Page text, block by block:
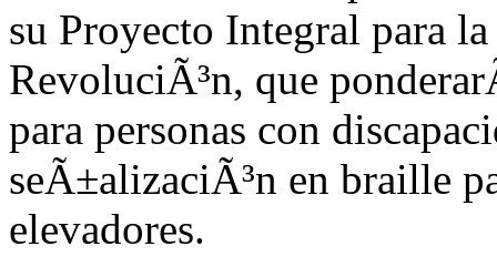
su Proyecto Integral para
RevoluciÃ³n, que
para personas con
seÃ±alizaciÃ³n en braille
elevadores.